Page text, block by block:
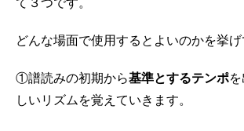
て３つです。
どんな場面で使用するとよいのかを挙げ
①譜読みの初期から基準とするテンポ
しいリズムを覚えていきます。